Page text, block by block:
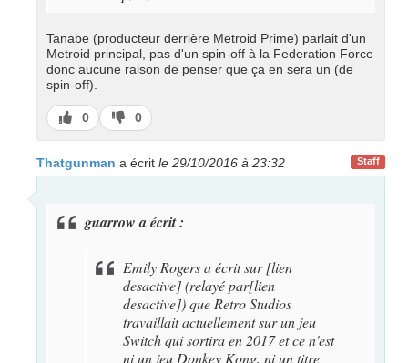
Tanabe (producteur derrière Metroid Prime) parlait d'un
Metroid principal, pas d'un spin-off à la Federation Force
donc aucune raison de penser que ça en sera un (de
spin-off).
J’aime
0
J’aime
pas
0
Staff
Thatgunman a écrit le 29/10/2016 à 23:32
guarrow a écrit :
Emily Rogersa écrit sur [lien
desactive] (relayé par[lien
desactive]) que Retro Studios
travaillait actuellement sur un jeu
Switch qui sortira en 2017 et ce n'est
ni un jeu Donkey Kong, ni un titre